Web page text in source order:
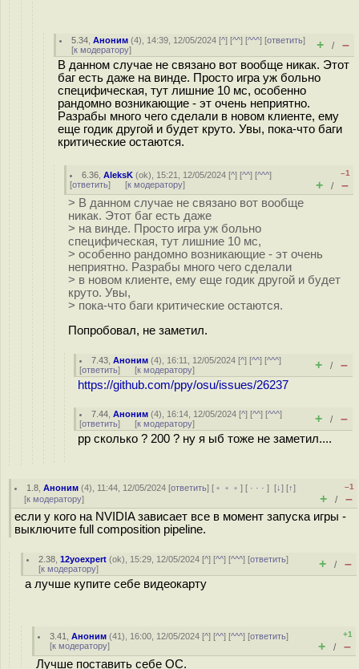
5.34 ,Аноним (4), 14:39, 12/05/2024 [^] [^^] [^^^] [ответить]
[к модератору] + / –
В данном случае не связано вот вообще никак. Этот
баг есть даже на винде. Просто игра уж больно
специфическая, тут лишние 10 мс, особенно
рандомно возникающие - эт очень неприятно.
Разрабы много чего сделали в новом клиенте, ему
еще годик другой и будет круто. Увы, пока-что баги
критические остаются.
6.36 ,AleksK (ok), 15:21, 12/05/2024 [^] [^^] [^^^]
[ответить] [к модератору]
–1
+ / –
> В данном случае не связано вот вообще
никак. Этот баг есть даже
> на винде. Просто игра уж больно
специфическая, тут лишние 10 мс,
> особенно рандомно возникающие - эт очень
неприятно. Разрабы много чего сделали
> в новом клиенте, ему еще годик другой и будет
круто. Увы,
> пока-что баги критические остаются.
Попробовал, не заметил.
7.43 ,Аноним (4), 16:11, 12/05/2024 [^] [^^] [^^^]
[ответить] [к модератору] + / –
https://github.com/ppy/osu/issues/26237
7.44 ,Аноним (4), 16:14, 12/05/2024 [^] [^^] [^^^]
[ответить] [к модератору] + / –
pp сколько ? 200 ? ну я ыб тоже не заметил....
1.8 ,Аноним (4), 11:44, 12/05/2024 [ответить] [ ﹢﹢﹢] [ · · ·][↓] [↑]
[к модератору]
–1
+ / –
если у кого на NVIDIA зависает все в момент запуска игры -
выключите full composition pipeline.
2.38 ,12yoexpert (ok), 15:29, 12/05/2024 [^] [^^] [^^^] [ответить]
[к модератору] + / –
а лучше купите себе видеокарту
3.41 ,Аноним (41), 16:00, 12/05/2024 [^] [^^] [^^^] [ответить]
[к модератору]
+1
+ / –
Лучше поставить себе ОС.